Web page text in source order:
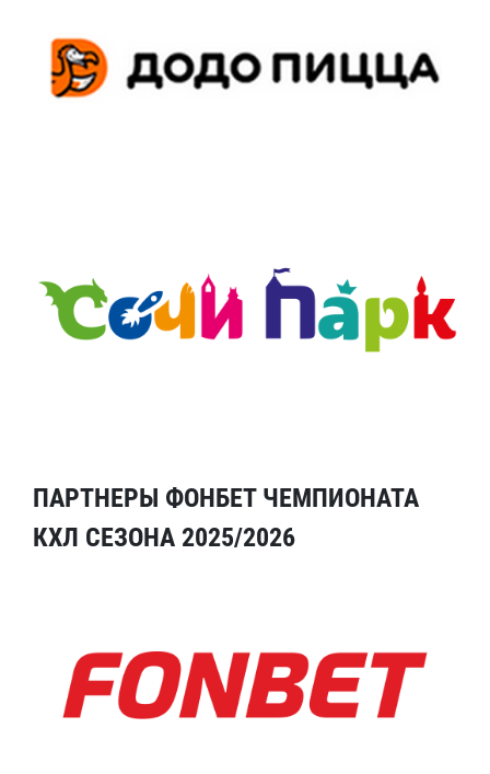
ПАРТНЕРЫ ФОНБЕТ ЧЕМПИОНАТА
КХЛ СЕЗОНА 2025/2026